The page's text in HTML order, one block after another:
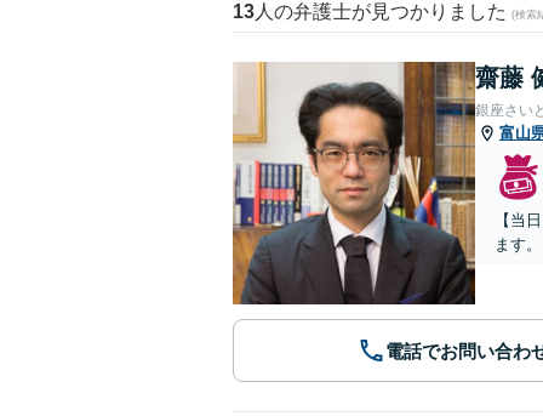
13 人の弁護士が見つかりました (検索
齋藤
銀座さい
富山
【当
ます
電話でお問い合わ